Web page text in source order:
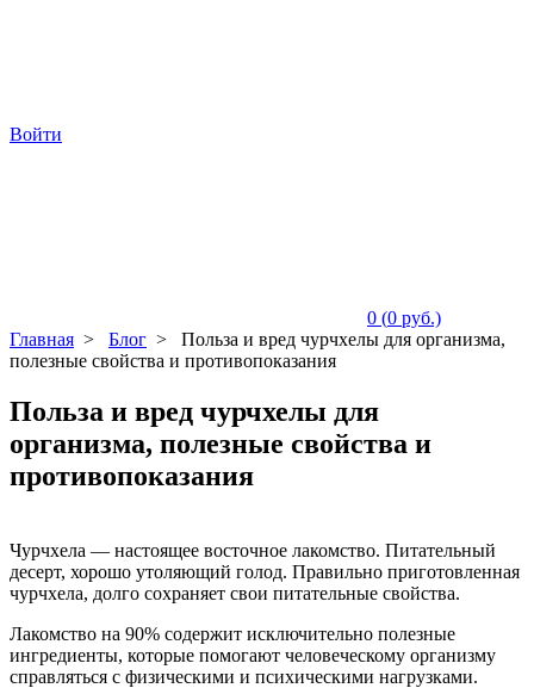
Войти
0 (0 руб.)
Главная > Блог >
Польза и вред чурчхелы для организма,
полезные свойства и противопоказания
Польза и вред чурчхелы для
организма, полезные свойства и
противопоказания
Чурчхела — настоящее восточное лакомство. Питательный
десерт, хорошо утоляющий голод. Правильно приготовленная
чурчхела, долго сохраняет свои питательные свойства.
Лакомство на 90% содержит исключительно полезные
ингредиенты, которые помогают человеческому организму
справляться с физическими и психическими нагрузками.